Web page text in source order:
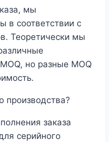
мы
в соответствии с
Теоретически мы
но разные MOQ
производства?
заказа
серийного